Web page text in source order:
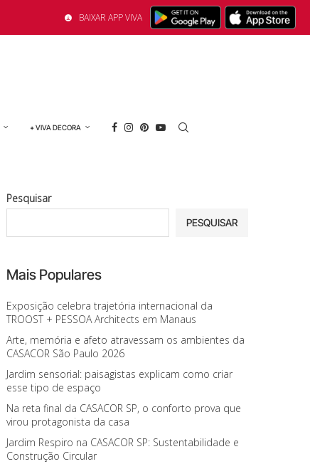
BAIXAR APP VIVA
+ VIVA DECORA
Pesquisar
PESQUISAR
Mais Populares
Exposição celebra trajetória internacional da
TROOST + PESSOA Architects em Manaus
Arte, memória e afeto atravessam os ambientes da
CASACOR São Paulo 2026
Jardim sensorial: paisagistas explicam como criar
esse tipo de espaço
Na reta final da CASACOR SP, o conforto prova que
virou protagonista da casa
Jardim Respiro na CASACOR SP: Sustentabilidade e
Construção Circular